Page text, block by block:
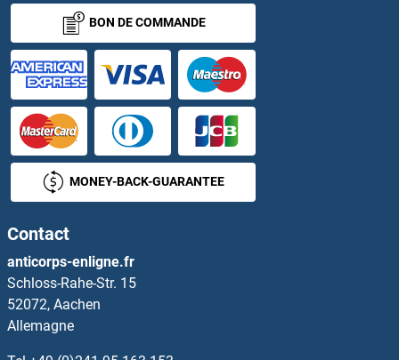
STAT6 Kits ELISA
STATH Kits ELISA
Stathmin 1 Kits ELISA
STAU1/Staufen Kits ELISA
STBD1 Kits ELISA
STEAP1 Kits ELISA
STEAP2 Kits ELISA
Stereocilin Kits ELISA
BON DE COMMANDE
MONEY-BACK-GUARANTEE
Contact
anticorps-enligne.fr
Schloss-Rahe-Str. 15
52072, Aachen
Allemagne